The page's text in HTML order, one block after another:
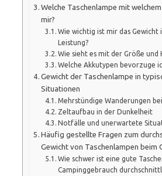
Welche Taschenlampe mit
mir?
Wie wichtig ist mir das Gewicht
Leistung?
Wie sieht es mit der Größe und
Welche Akkutypen bevorzuge
Gewicht der Taschenlampe in
Situationen
Mehrstündige Wanderungen
Zeltaufbau in der Dunkelheit
Notfälle und unerwartete
Häufig gestellte Fragen zum
Gewicht von Taschenlampen beim
Wie schwer ist eine gute
Campinggebrauch